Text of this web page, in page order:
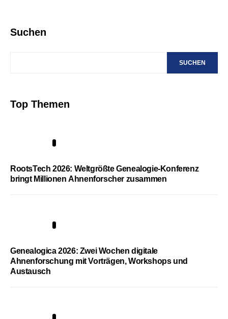
Suchen
SUCHEN
Top Themen
RootsTech 2026: Weltgrößte Genealogie-Konferenz
bringt Millionen Ahnenforscher zusammen
Genealogica 2026: Zwei Wochen digitale
Ahnenforschung mit Vorträgen, Workshops und
Austausch